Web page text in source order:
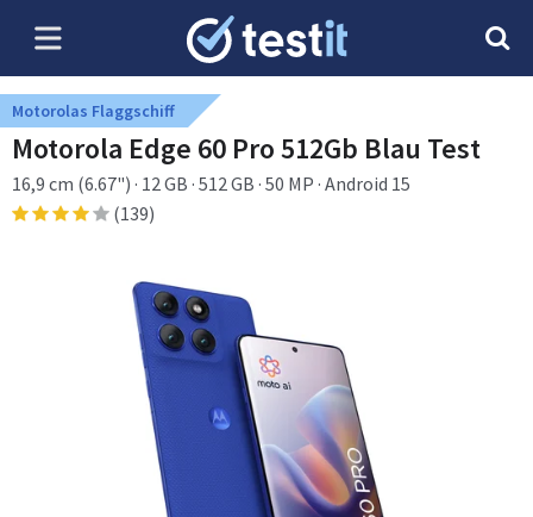
Motorolas Flaggschiff
Motorola Edge 60 Pro 512Gb Blau Test
16,9 cm (6.67") · 12 GB · 512 GB · 50 MP · Android 15
(139)